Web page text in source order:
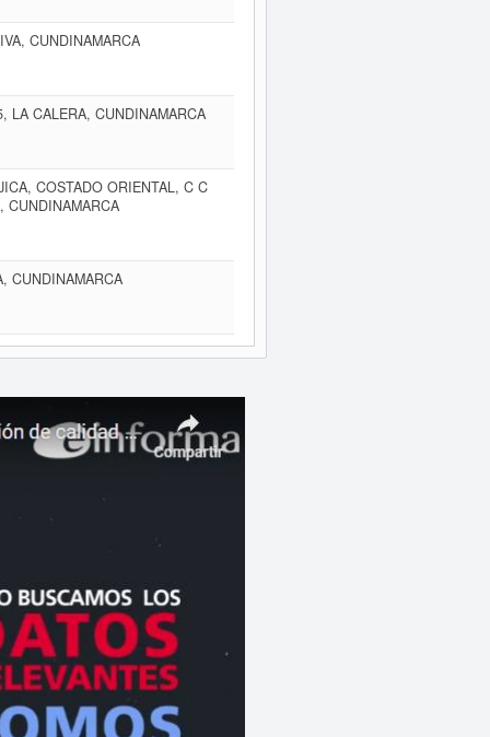
CUNDINAMARCA
LA CALERA, CUNDINAMARCA
COSTADO ORIENTAL, C C
CUNDINAMARCA
CUNDINAMARCA